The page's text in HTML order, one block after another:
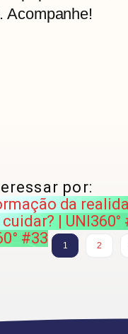
Acompanhe!
por:
da
| UNI360°
#33
1 2